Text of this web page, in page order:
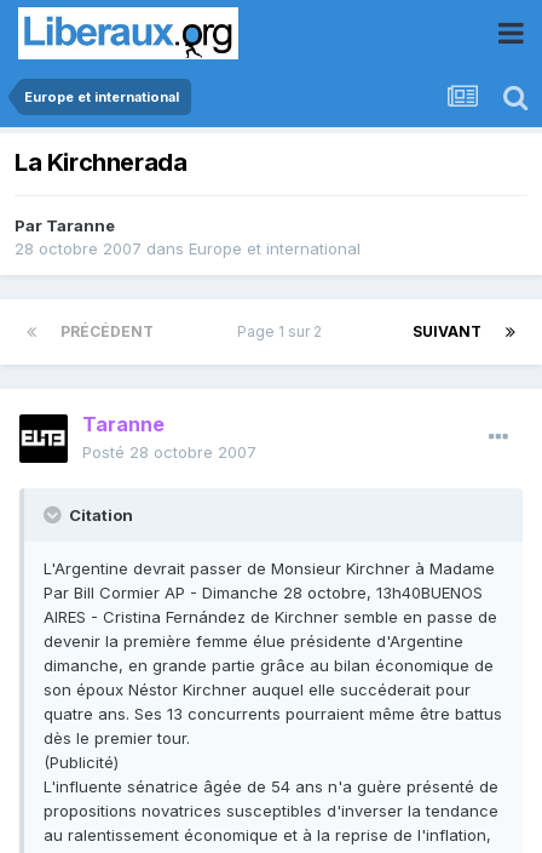
Europe et international
La Kirchnerada
Par Taranne
28 octobre 2007 dans Europe et international
PRÉCÉDENT SUIVANT
Page 1 sur 2
Taranne
Posté 28 octobre 2007
Citation
L'Argentine devrait passer de Monsieur Kirchner à Madame
Par Bill Cormier AP - Dimanche 28 octobre, 13h40BUENOS
AIRES - Cristina Fernández de Kirchner semble en passe de
devenir la première femme élue présidente d'Argentine
dimanche, en grande partie grâce au bilan économique de
son époux Néstor Kirchner auquel elle succéderait pour
quatre ans. Ses 13 concurrents pourraient même être battus
dès le premier tour.
(Publicité)
L'influente sénatrice âgée de 54 ans n'a guère présenté de
propositions novatrices susceptibles d'inverser la tendance
au ralentissement économique et à la reprise de l'inflation,